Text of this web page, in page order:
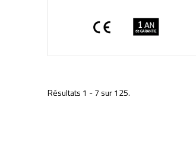
Résultats 1 - 7 sur 125.